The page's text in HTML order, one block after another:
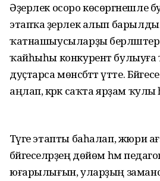
Әҙерлек осоро көсөргәнешле
этапҡа әҙерлек алып
ҡатнашыусыларҙы
ҡайһыһы конкурент булыуға
дуҫтарса мөнәсәбәттә үтте.
аңлап, кәрәк саҡта ярҙам ҡулы
Тәүге этапты баһалап, жюри
бәйгеселәрҙең дөйөм һәм
юғарылығын, уларҙың